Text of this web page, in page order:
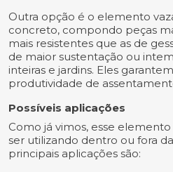
Outra opção é o elemento
concreto, compondo peças
mais resistentes que as de
de maior sustentação ou
inteiras e jardins. Eles
produtividade de
Possíveis aplicações
Como já vimos, esse
ser utilizando dentro ou fora
principais aplicações são: